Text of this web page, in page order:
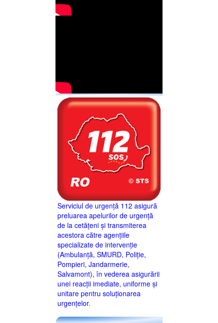
Serviciul de urgență 112 asigură
preluarea apelurilor de urgență
de la cetățeni și transmiterea
acestora către agențiile
specializate de intervenție
(Ambulanță, SMURD, Poliție,
Pompieri, Jandarmerie,
Salvamont), în vederea asigurării
unei reacții imediate, uniforme și
unitare pentru soluționarea
urgențelor.